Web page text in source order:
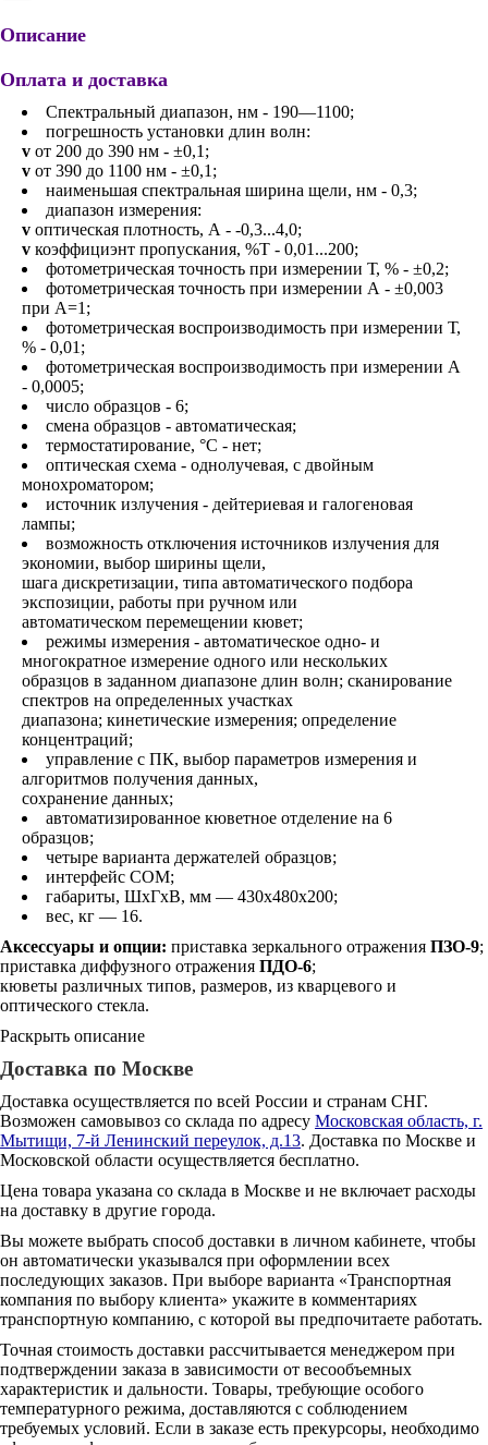
Описание
Оплата и доставка
Спектральный диапазон, нм - 190—1100;
погрешность установки длин волн:
v от 200 до 390 нм - ±0,1;
v от 390 до 1100 нм - ±0,1;
наименьшая спектральная ширина щели, нм - 0,3;
диапазон измерения:
v оптическая плотность, А - -0,3...4,0;
v коэффициэнт пропускания, %Т - 0,01...200;
фотометрическая точность при измерении Т, % - ±0,2;
фотометрическая точность при измерении А - ±0,003
при А=1;
фотометрическая воспроизводимость при измерении Т,
% - 0,01;
фотометрическая воспроизводимость при измерении А
- 0,0005;
число образцов - 6;
смена образцов - автоматическая;
термостатирование, °С - нет;
оптическая схема - однолучевая, с двойным
монохроматором;
источник излучения - дейтериевая и галогеновая
лампы;
возможность отключения источников излучения для
экономии, выбор ширины щели,
шага дискретизации, типа автоматического подбора
экспозиции, работы при ручном или
автоматическом перемещении кювет;
режимы измерения - автоматическое одно- и
многократное измерение одного или нескольких
образцов в заданном диапазоне длин волн; сканирование
спектров на определенных участках
диапазона; кинетические измерения; определение
концентраций;
управление с ПК, выбор параметров измерения и
алгоритмов получения данных,
сохранение данных;
автоматизированное кюветное отделение на 6
образцов;
четыре варианта держателей образцов;
интерфейс COM;
габариты, ШхГхВ, мм — 430х480х200;
вес, кг — 16.
Аксессуары и опции: приставка зеркального отражения ПЗО-9;
приставка диффузного отражения ПДО-6;
кюветы различных типов, размеров, из кварцевого и
оптического стекла.
Раскрыть описание
Доставка по Москве
Доставка осуществляется по всей России и странам СНГ.
Возможен самовывоз со склада по адресу Московская область, г.
Мытищи, 7-й Ленинский переулок, д.13. Доставка по Москве и
Московской области осуществляется бесплатно.
Цена товара указана со склада в Москве и не включает расходы
на доставку в другие города.
Вы можете выбрать способ доставки в личном кабинете, чтобы
он автоматически указывался при оформлении всех
последующих заказов. При выборе варианта «Транспортная
компания по выбору клиента» укажите в комментариях
транспортную компанию, с которой вы предпочитаете работать.
Точная стоимость доставки рассчитывается менеджером при
подтверждении заказа в зависимости от весообъемных
характеристик и дальности. Товары, требующие особого
температурного режима, доставляются с соблюдением
требуемых условий. Если в заказе есть прекурсоры, необходимо